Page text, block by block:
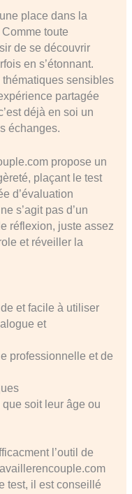
place dans la
toute
de se découvrir
en s’étonnant.
sensibles
partagée
déjà en soi un
échanges.
propose un
plaçant le test
d’évaluation
s’agit pas d’un
réflexion, juste assez
et réveiller la
et facile à utiliser
et
professionnelle et de
soit leur âge ou
l’outil de
test, il est conseillé